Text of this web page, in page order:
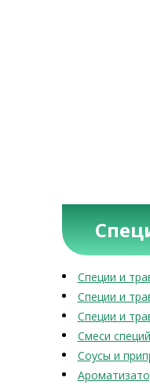
Специи и
Специи и
Специи и
Смеси
Соусы и